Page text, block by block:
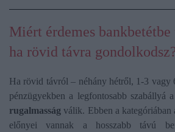
Miért érdemes bankbetétbe
ha rövid távra
Ha rövid távról – néhány hétről, 1-3 vagy
pénzügyekben a legfontosabb szabállyá a
rugalmasság válik. Ebben a
előnyei vannak a hosszabb távú